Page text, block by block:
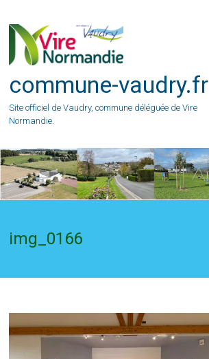
content
commune-vaudry.fr
Site officiel de Vaudry, commune déléguée de Vire
Normandie.
img_0166